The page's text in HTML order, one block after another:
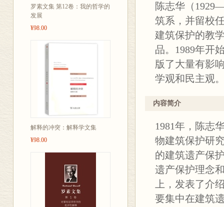
罗素文集 第12卷：我的哲学的
发展
¥98.00
解释的冲突：解释学文集
¥98.00
陈志华（
筑系，并留校
建筑保护的教
品。1989年开
版了大量有影
学观和民主观
内容简介
1981年，陈志
物建筑保护研
的建筑遗产保
遗产保护理念
上，发表了介
要集中在建筑